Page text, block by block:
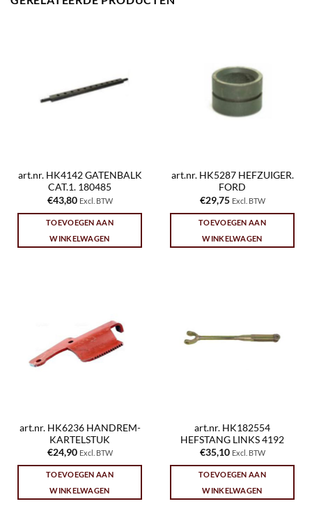
art.nr. HK4142 GATENBALK
CAT.1. 180485
€43,80 Excl. BTW
TOEVOEGEN AAN
WINKELWAGEN
art.nr. HK5287 HEFZUIGER.
FORD
€29,75 Excl. BTW
TOEVOEGEN AAN
WINKELWAGEN
art.nr. HK6236 HANDREM-
KARTELSTUK
€24,90 Excl. BTW
TOEVOEGEN AAN
WINKELWAGEN
art.nr. HK182554
HEFSTANG LINKS 4192
€35,10 Excl. BTW
TOEVOEGEN AAN
WINKELWAGEN